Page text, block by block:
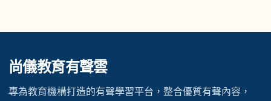
尚儀教育有聲雲
專為教育機構打造的有聲學習平台，整合優質有聲內容，